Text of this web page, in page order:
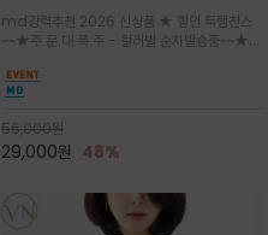
의 미를 살려 말의 윤곽선만 스케치하여
감성을 담은 아이템
md강력추천 2026 신상품 ★ 할인 득템찬스
~~★주.문.대.폭.주 - 컬러별 순차발송중~~★프
말(Horse) 드로잉 티셔츠는 여유로운 실루엣과
감각적인 아트워크로 고급스러운 여름 스타일링
을 완성할 수 있습니다
56,000원
29,000원 48%